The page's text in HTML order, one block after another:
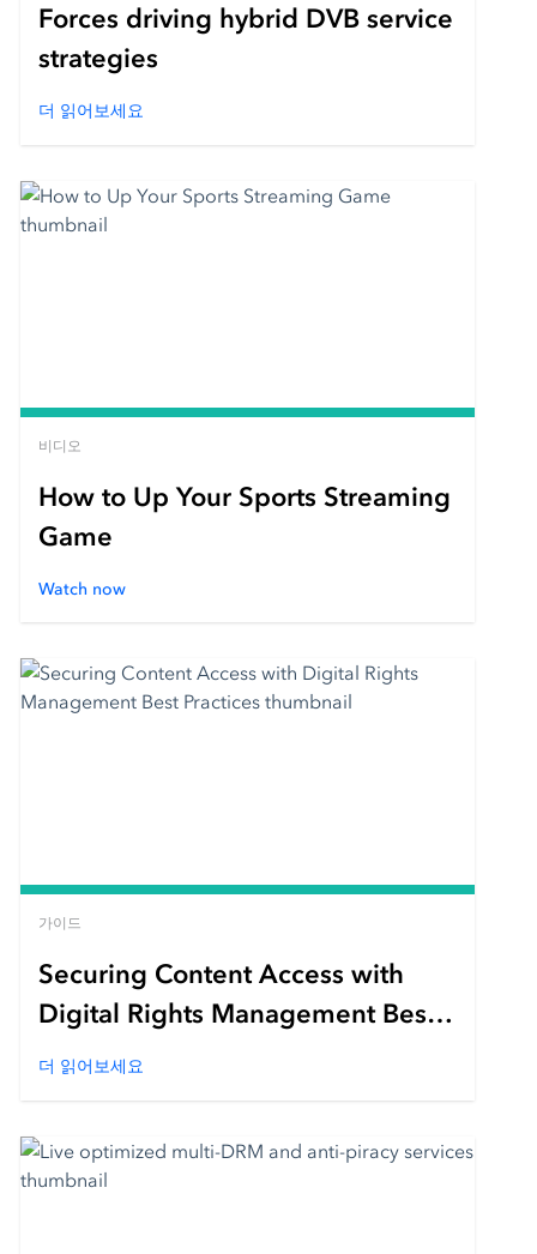
Forces driving hybrid DVB service
strategies
더 읽어보세요
비디오
How to Up Your Sports Streaming
Game
Watch now
가이드
Securing Content Access with
Digital Rights Management Best
Practices
더 읽어보세요